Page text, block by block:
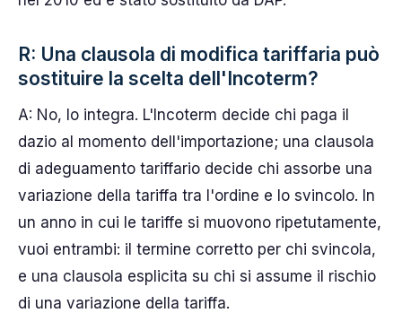
R: Una clausola di modifica tariffaria può
sostituire la scelta dell'Incoterm?
A: No, lo integra. L'Incoterm decide chi paga il
dazio al momento dell'importazione; una clausola
di adeguamento tariffario decide chi assorbe una
variazione della tariffa tra l'ordine e lo svincolo. In
un anno in cui le tariffe si muovono ripetutamente,
vuoi entrambi: il termine corretto per chi svincola,
e una clausola esplicita su chi si assume il rischio
di una variazione della tariffa.